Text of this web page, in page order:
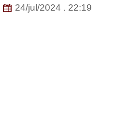
24/jul/2024 . 22:19